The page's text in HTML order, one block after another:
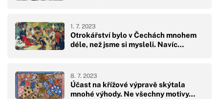
Otrokářství bylo v Čechách mnohem
déle, než jsme si mysleli. Navíc…
1. 7. 2023
Účast na křížové výpravě skýtala
mnohé výhody. Ne všechny motivy…
8. 7. 2023